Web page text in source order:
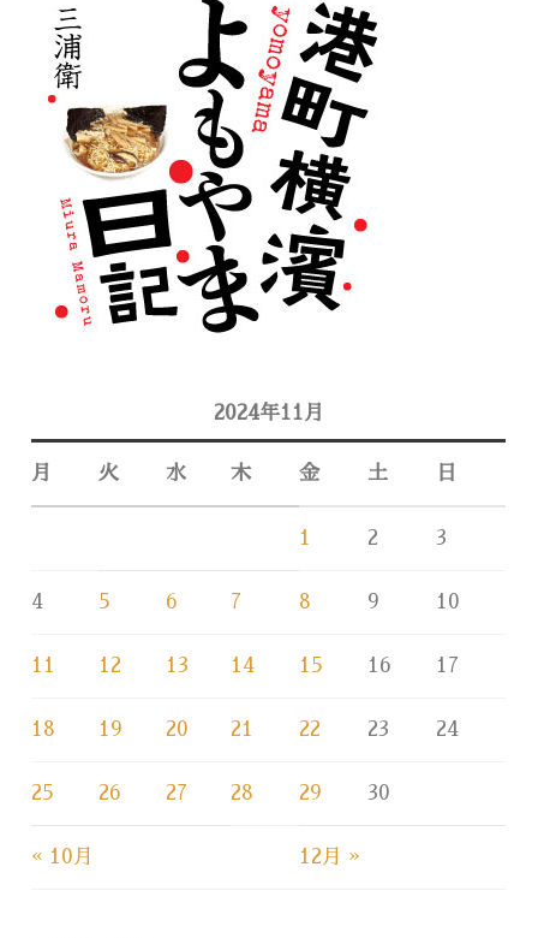
2024年11月
月 火 水 木 金 土 日
« 10月 12月 »
1 2 3
4 5 6 7 8 9 10
11 12 13 14 15 16 17
18 19 20 21 22 23 24
25 26 27 28 29 30